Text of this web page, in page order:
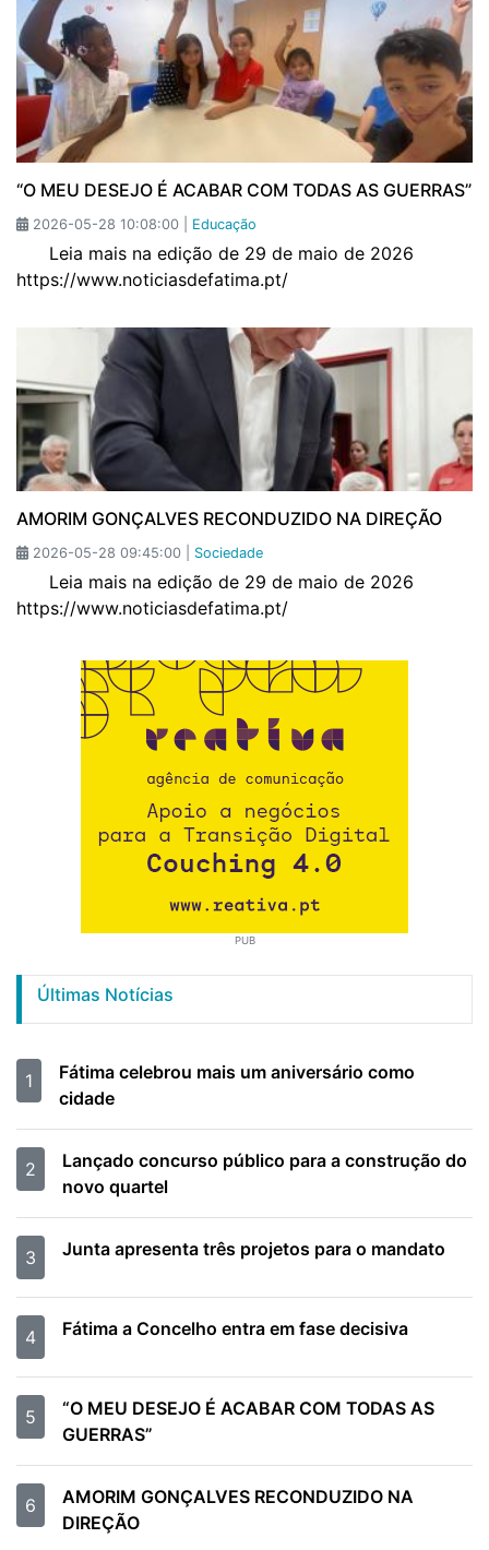
“O MEU DESEJO É ACABAR COM TODAS AS GUERRAS”
2026-05-28 10:08:00 | Educação
Leia mais na edição de 29 de maio de 2026
https://www.noticiasdefatima.pt/
AMORIM GONÇALVES RECONDUZIDO NA DIREÇÃO
2026-05-28 09:45:00 | Sociedade
Leia mais na edição de 29 de maio de 2026
https://www.noticiasdefatima.pt/
PUB
Últimas Notícias
1
Fátima celebrou mais um aniversário como
cidade
2
Lançado concurso público para a construção do
novo quartel
3 Junta apresenta três projetos para o mandato
4 Fátima a Concelho entra em fase decisiva
5
“O MEU DESEJO É ACABAR COM TODAS AS
GUERRAS”
6
AMORIM GONÇALVES RECONDUZIDO NA
DIREÇÃO